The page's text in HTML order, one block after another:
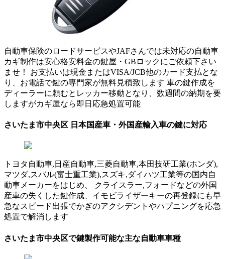
自動車保険のロードサービスやJAFさんでは未対応の自動車
カギ制作は安心格安料金の鍵屋・GBロックにご依頼下さい
ませ！ お支払いは現金またはVISA/JCB他のカード支払とな
り、お電話で鍵の専門家が無料見積致します 車の鍵作成を
ディーラーに頼むとレッカー移動となり、数週間の納期を要
しますがカギ屋なら即日応急処置可能
さいたま市中央区 日本国産車・外国産輸入車の鍵に対応
トヨタ自動車,日産自動車,三菱自動車,本田技研工業(ホンダ),
マツダ,スバル(富士重工業),スズキ,ダイハツ工業等の国内自
動車メーカーをはじめ、 クライスラー,フォードなどの外国
産車の失くした鍵作成、イモビライザーキーの再登録にも早
急なスピード出張でかぎのアクシデントやハプニングを応急
処置で解消します
さいたま市中央区で鍵製作可能な主な自動車車種